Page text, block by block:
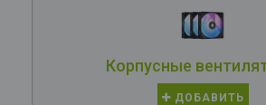
Корпусные
ДОБАВИТЬ